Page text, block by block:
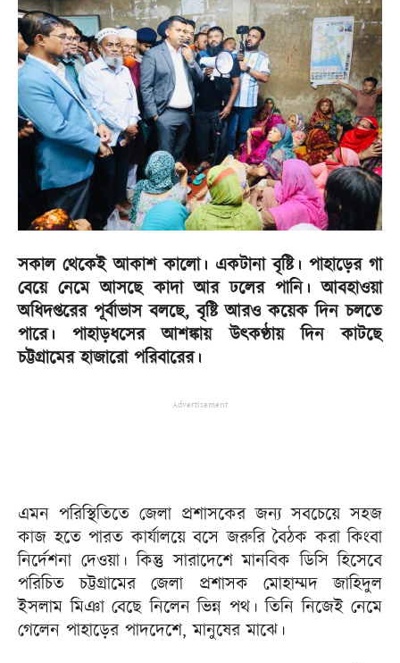
সকাল থেকেই আকাশ কালো। একটানা বৃষ্টি। পাহাড়ের গা
বেয়ে নেমে আসছে কাদা আর ঢলের পানি। আবহাওয়া
অধিদপ্তরের পূর্বাভাস বলছে, বৃষ্টি আরও কয়েক দিন চলতে
পারে। পাহাড়ধসের আশঙ্কায় উৎকণ্ঠায় দিন কাটছে
চট্টগ্রামের হাজারো পরিবারের।
Advertisement
এমন পরিস্থিতিতে জেলা প্রশাসকের জন্য সবচেয়ে সহজ
কাজ হতে পারত কার্যালয়ে বসে জরুরি বৈঠক করা কিংবা
নির্দেশনা দেওয়া। কিন্তু সারাদেশে মানবিক ডিসি হিসেবে
পরিচিত চট্টগ্রামের জেলা প্রশাসক মোহাম্মদ জাহিদুল
ইসলাম মিঞা বেছে নিলেন ভিন্ন পথ। তিনি নিজেই নেমে
গেলেন পাহাড়ের পাদদেশে, মানুষের মাঝে।